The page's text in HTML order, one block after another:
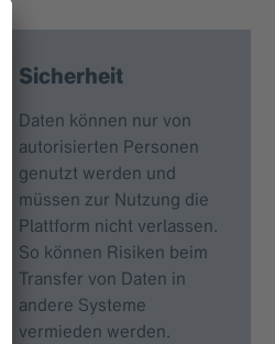
Sicherheit
Daten können nur von
autorisierten Personen
genutzt werden und
müssen zur Nutzung die
Plattform nicht verlassen.
So können Risiken beim
Transfer von Daten in
andere Systeme
vermieden werden.